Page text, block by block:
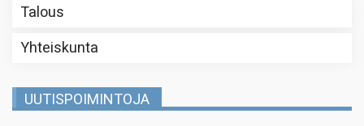
Talous
Yhteiskunta
UUTISPOIMINTOJA